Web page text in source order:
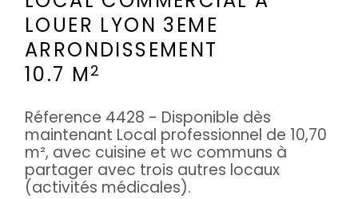
LOUER LYON 3EME
ARRONDISSEMENT
10.7 M 2
Réference 4428 - Disponible dès
maintenant Local professionnel de 10,70
m², avec cuisine et wc communs à
partager avec trois autres locaux
(activités médicales).